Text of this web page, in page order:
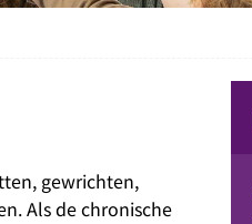
gewrichten,
Als de chronische